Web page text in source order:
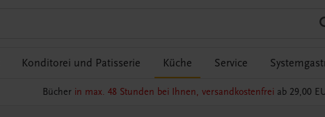
Konditorei und Patisserie Küche Service
Bücher in max. 48 Stunden bei Ihnen, versandkostenfrei ab 29,00